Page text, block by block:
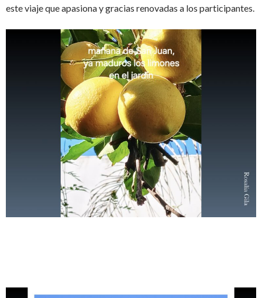
este viaje que apasiona y gracias renovadas a los participantes.